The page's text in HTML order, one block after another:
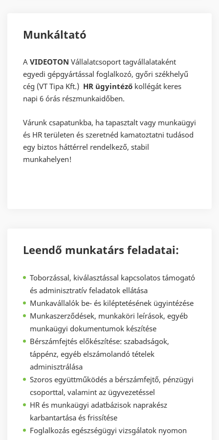
Munkáltató
A VIDEOTON Vállalatcsoport tagvállalataként
egyedi gépgyártással foglalkozó, győri székhelyű
cég (VT Tipa Kft.) HR ügyintéző kollégát keres
napi 6 órás részmunkaidőben.
Várunk csapatunkba, ha tapasztalt vagy munkaügyi
és HR területen és szeretnéd kamatoztatni tudásod
egy biztos háttérrel rendelkező, stabil
munkahelyen!
Leendő munkatárs feladatai:
Toborzással, kiválasztással kapcsolatos támogató
és adminisztratív feladatok ellátása
Munkavállalók be- és kiléptetésének ügyintézése
Munkaszerződések, munkaköri leírások, egyéb
munkaügyi dokumentumok készítése
Bérszámfejtés előkészítése: szabadságok,
táppénz, egyéb elszámolandó tételek
adminisztrálása
Szoros együttműködés a bérszámfejtő, pénzügyi
csoporttal, valamint az ügyvezetéssel
HR és munkaügyi adatbázisok naprakész
karbantartása és frissítése
Foglalkozás egészségügyi vizsgálatok nyomon